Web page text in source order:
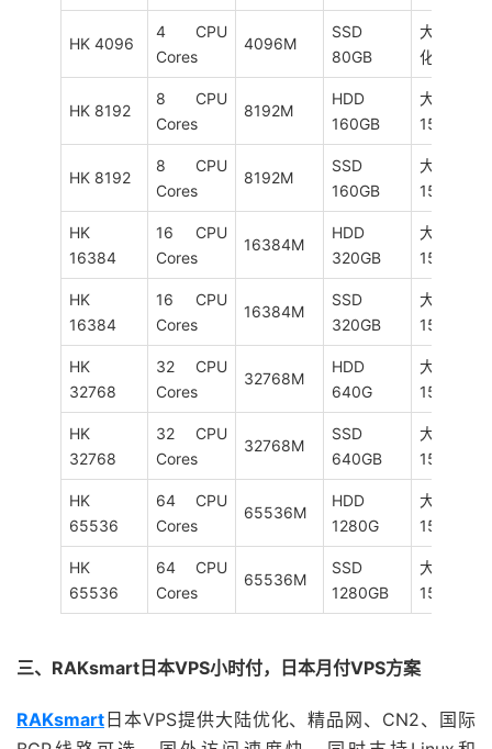
HK 4096
4 CPU
Cores
4096M
SSD
80GB
大陆优
化/10M
HK 8192
8 CPU
Cores
8192M
HDD
160GB
大陆优化
15M
HK 8192
8 CPU
Cores
8192M
SSD
160GB
大陆优化
15M
HK
16384
16 CPU
Cores
16384M
HDD
320GB
大陆优化
15M
HK
16384
16 CPU
Cores
16384M
SSD
320GB
大陆优化
15M
HK
32768
32 CPU
Cores
32768M
HDD
640G
大陆优化
15M
HK
32768
32 CPU
Cores
32768M
SSD
640GB
大陆优化
15M
HK
65536
64 CPU
Cores
65536M
HDD
1280G
大陆优化
15M
HK
65536
64 CPU
Cores
65536M
SSD
1280GB
大陆优化
15M
三、RAKsmart日本VPS小时付，日本月付VPS方案
RAKsmart 日本VPS提供大陆优化、精品网、CN2、国际